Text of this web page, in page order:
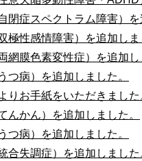
閉症スペクトラム障害）を
極性感情障害）を追加しま
網膜色素変性症）を追加し
つ病）を追加しました。
りお手紙をいただきました
んかん）を追加しました。
つ病）を追加しました。
合失調症）を追加しました